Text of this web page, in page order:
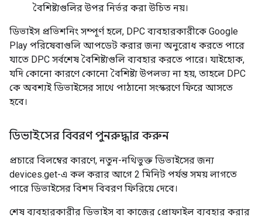
বৈশিষ্ট্যগুলির উপর নির্ভর করা উচিত নয়।
ডিভাইস প্রভিশনিং সম্পূর্ণ হলে, DPC ব্যবহারকারীকে Google
Play পরিষেবাগুলি আপডেট করার জন্য অনুরোধ করতে পারে
যাতে DPC সর্বশেষ বৈশিষ্ট্যগুলি ব্যবহার করতে পারে। যাইহোক,
যদি কোনো কারণে কোনো বৈশিষ্ট্য উপলভ্য না হয়, তাহলে DPC
কে অবশ্যই ডিভাইসের সাথে পাঠানো সংস্করণে ফিরে আসতে
হবে।
ডিভাইসের বিবরণ পুনরুদ্ধার করুন
প্রচারে বিলম্বের কারণে, নতুন-নথিভুক্ত ডিভাইসের জন্য
devices.get-এ কল করার আগে 2 মিনিট পর্যন্ত সময় লাগতে
পারে ডিভাইসের বিশদ বিবরণ ফিরিয়ে দেবে।
শেষ ব্যবহারকারীর ডিভাইস বা কাজের প্রোফাইল ব্যবহার করার